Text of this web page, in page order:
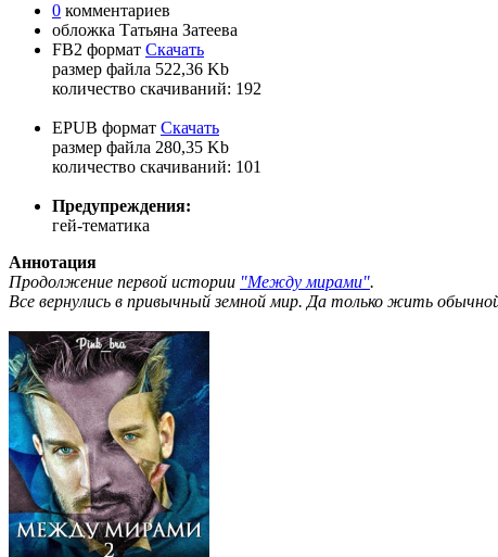
0 комментариев
обложка Татьяна Затеева
FB2 формат Скачать
размер файла 522,36 Kb
количество cкачиваний: 192
EPUB формат Скачать
размер файла 280,35 Kb
количество cкачиваний: 101
Предупреждения:
гей-тематика
Аннотация
Продолжение первой истории "Между мирами".
Все вернулись в привычный земной мир. Да только жить